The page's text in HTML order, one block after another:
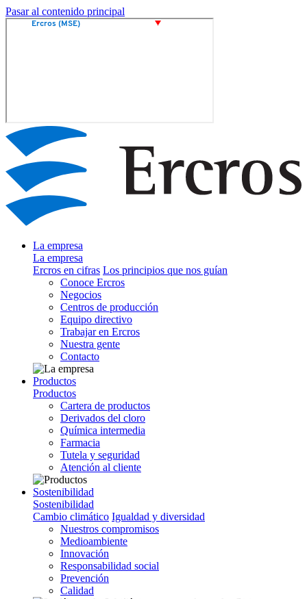
Pasar al contenido principal
La empresa
La empresa
Ercros en cifras Los principios que nos guían
Conoce Ercros
Negocios
Centros de producción
Equipo directivo
Trabajar en Ercros
Nuestra gente
Contacto
Productos
Productos
Cartera de productos
Derivados del cloro
Química intermedia
Farmacia
Tutela y seguridad
Atención al cliente
Sostenibilidad
Sostenibilidad
Cambio climático Igualdad y diversidad
Nuestros compromisos
Medioambiente
Innovación
Responsabilidad social
Prevención
Calidad